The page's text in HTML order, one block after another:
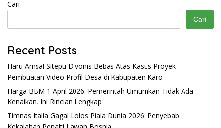
Cari
Cari
Recent Posts
Haru Amsal Sitepu Divonis Bebas Atas Kasus Proyek
Pembuatan Video Profil Desa di Kabupaten Karo
Harga BBM 1 April 2026: Pemerintah Umumkan Tidak Ada
Kenaikan, Ini Rincian Lengkap
Timnas Italia Gagal Lolos Piala Dunia 2026: Penyebab